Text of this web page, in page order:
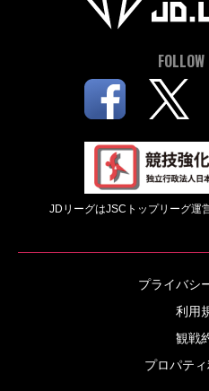
JDリーグはJSCトップリーグ運
プライバシ
利用
観戦
プロパテ